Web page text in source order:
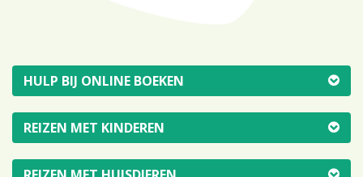
HULP BIJ ONLINE BOEKEN
REIZEN MET KINDEREN